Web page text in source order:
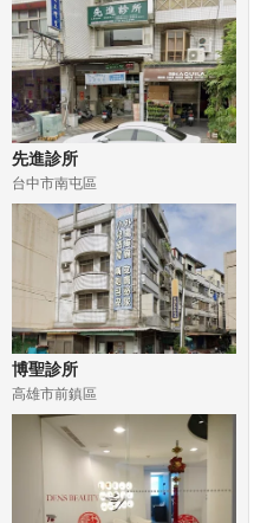
先進診所
台中市南屯區
博聖診所
高雄市前鎮區